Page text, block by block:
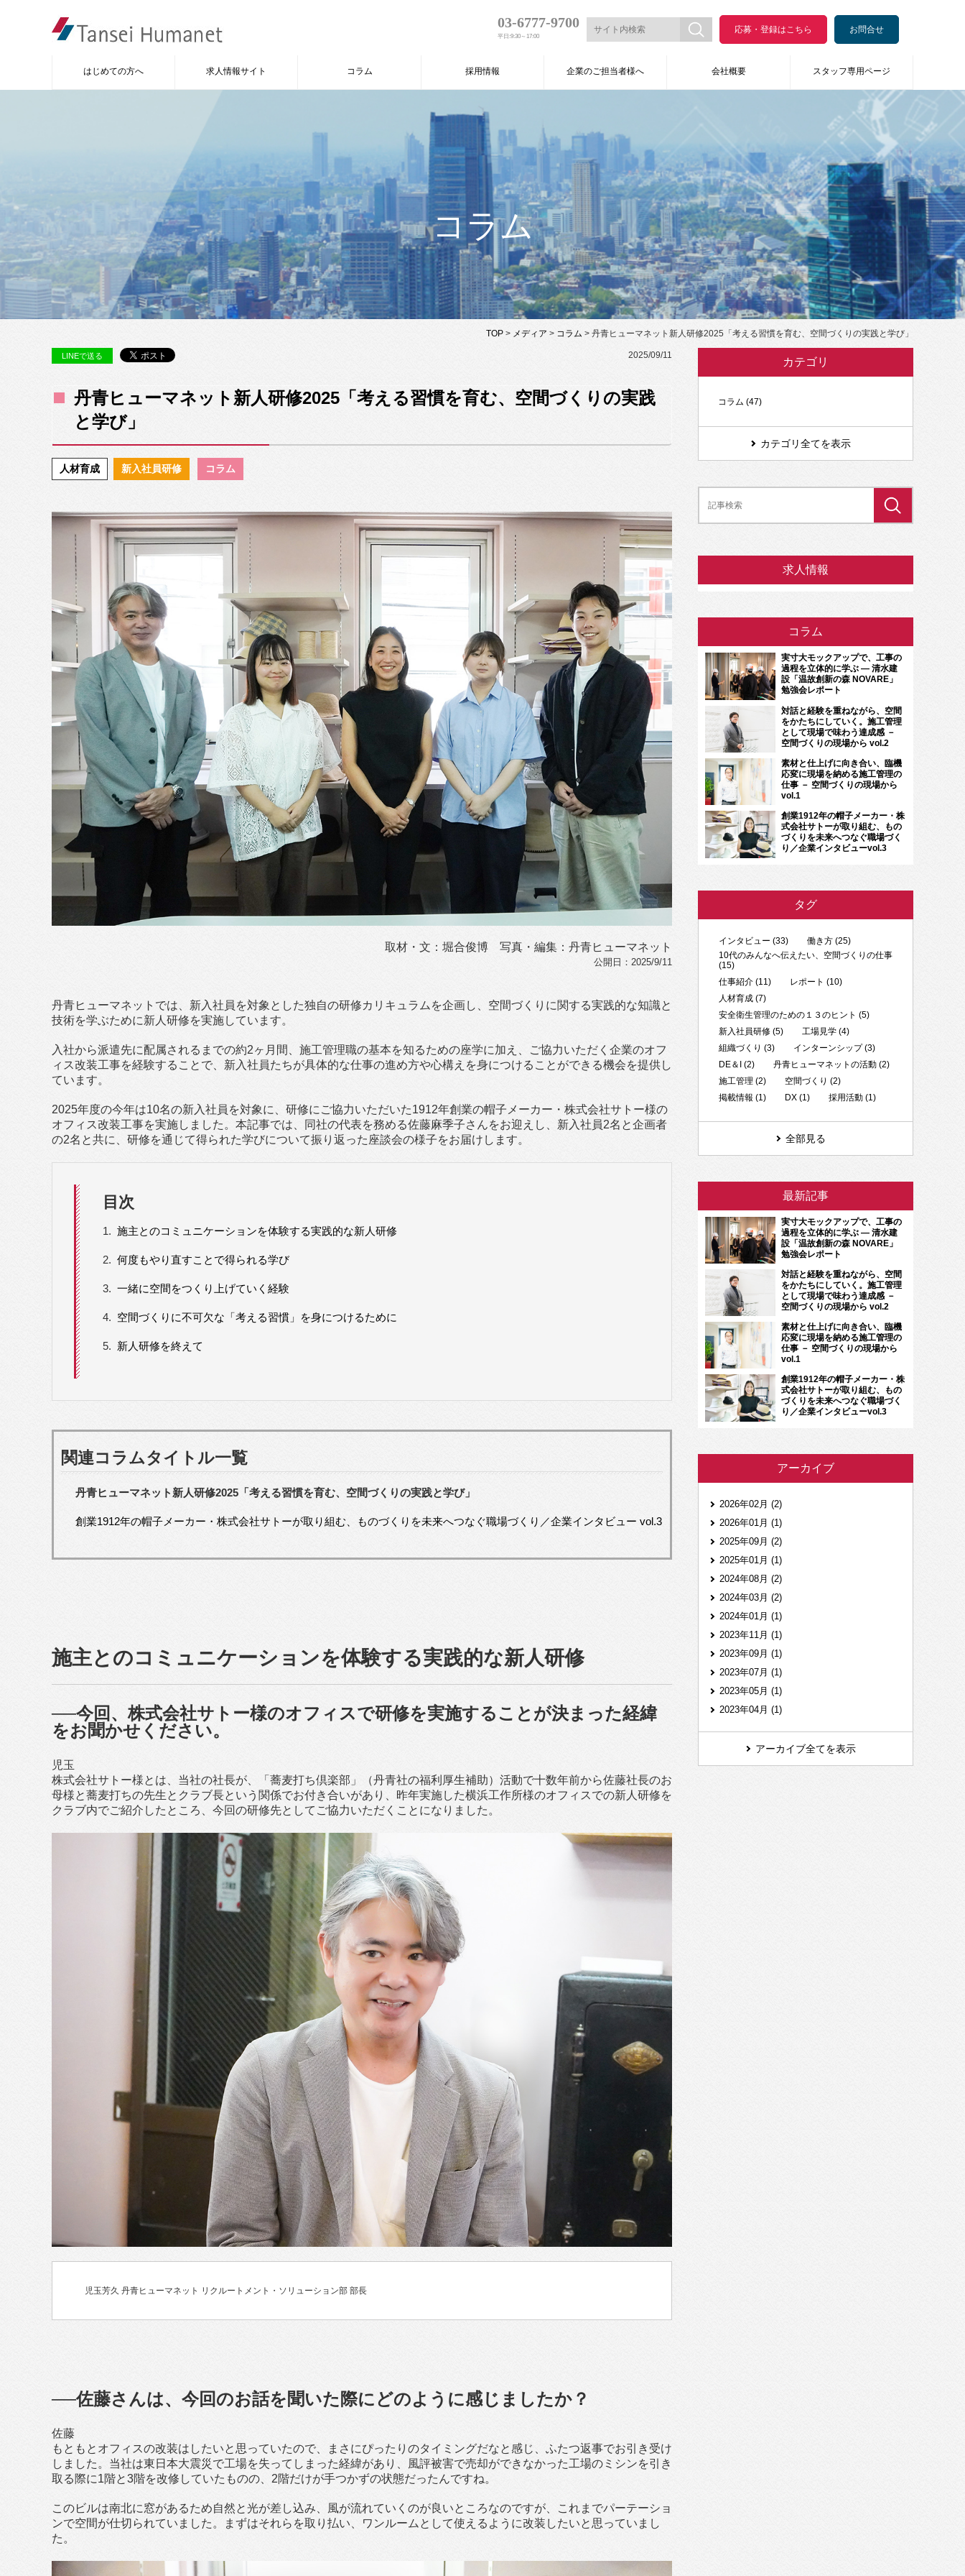
03-6777-9700
平日:9:30～17:00
応募・登録はこちら お問合せ
はじめての方へ 求人情報サイト コラム 採用情報 企業のご担当者様へ 会社概要 スタッフ専用ページ
コラム
TOP > メディア > コラム > 丹青ヒューマネット新人研修2025「考える習慣を育む、空間づくりの実践と学び」
LINEで送る 2025/09/11
丹青ヒューマネット新人研修2025「考える習慣を育む、空間づくりの実践
と学び」
人材育成 新入社員研修 コラム
取材・文：堀合俊博 写真・編集：丹青ヒューマネット
公開日：2025/9/11
丹青ヒューマネットでは、新入社員を対象とした独自の研修カリキュラムを企画し、空間づくりに関する実践的な知識と
技術を学ぶために新人研修を実施しています。
入社から派遣先に配属されるまでの約2ヶ月間、施工管理職の基本を知るための座学に加え、ご協力いただく企業のオフ
ィス改装工事を経験することで、新入社員たちが具体的な仕事の進め方や心構えを身につけることができる機会を提供し
ています。
2025年度の今年は10名の新入社員を対象に、研修にご協力いただいた1912年創業の帽子メーカー・株式会社サトー様の
オフィス改装工事を実施しました。本記事では、同社の代表を務める佐藤麻季子さんをお迎えし、新入社員2名と企画者
の2名と共に、研修を通じて得られた学びについて振り返った座談会の様子をお届けします。
目次
1.施主とのコミュニケーションを体験する実践的な新人研修
2.何度もやり直すことで得られる学び
3.一緒に空間をつくり上げていく経験
4.空間づくりに不可欠な「考える習慣」を身につけるために
5.新人研修を終えて
関連コラムタイトル一覧
丹青ヒューマネット新人研修2025「考える習慣を育む、空間づくりの実践と学び」
創業1912年の帽子メーカー・株式会社サトーが取り組む、ものづくりを未来へつなぐ職場づくり／企業インタビュー vol.3
施主とのコミュニケーションを体験する実践的な新人研修
──今回、株式会社サトー様のオフィスで研修を実施することが決まった経緯
をお聞かせください。
児玉
株式会社サトー様とは、当社の社長が、「蕎麦打ち倶楽部」（丹青社の福利厚生補助）活動で十数年前から佐藤社長のお
母様と蕎麦打ちの先生とクラブ長という関係でお付き合いがあり、昨年実施した横浜工作所様のオフィスでの新人研修を
クラブ内でご紹介したところ、今回の研修先としてご協力いただくことになりました。
児玉芳久 丹青ヒューマネット リクルートメント・ソリューション部 部長
──佐藤さんは、今回のお話を聞いた際にどのように感じましたか？
佐藤
もともとオフィスの改装はしたいと思っていたので、まさにぴったりのタイミングだなと感じ、ふたつ返事でお引き受け
しました。当社は東日本大震災で工場を失ってしまった経緯があり、風評被害で売却ができなかった工場のミシンを引き
取る際に1階と3階を改修していたものの、2階だけが手つかずの状態だったんですね。
このビルは南北に窓があるため自然と光が差し込み、風が流れていくのが良いところなのですが、これまでパーテーショ
ンで空間が仕切られていました。まずはそれらを取り払い、ワンルームとして使えるように改装したいと思っていまし
た。
カテゴリ
コラム (47)
カテゴリ全てを表示
求人情報
コラム
実寸大モックアップで、工事の
過程を立体的に学ぶ ― 清水建
設「温故創新の森 NOVARE」
勉強会レポート
対話と経験を重ねながら、空間
をかたちにしていく。施工管理
として現場で味わう達成感 －
空間づくりの現場から vol.2
素材と仕上げに向き合い、臨機
応変に現場を納める施工管理の
仕事 － 空間づくりの現場から
vol.1
創業1912年の帽子メーカー・株
式会社サトーが取り組む、もの
づくりを未来へつなぐ職場づく
り／企業インタビューvol.3
タグ
インタビュー (33)
働き方 (25)
10代のみんなへ伝えたい、空間づくりの仕事
(15)
仕事紹介 (11)
レポート (10)
人材育成 (7)
安全衛生管理のための１３のヒント (5)
新入社員研修 (5)
工場見学 (4)
組織づくり (3)
インターンシップ (3)
DE＆I (2)
丹青ヒューマネットの活動 (2)
施工管理 (2)
空間づくり (2)
掲載情報 (1)
DX (1) 採用活動 (1)
全部見る
最新記事
実寸大モックアップで、工事の
過程を立体的に学ぶ ― 清水建
設「温故創新の森 NOVARE」
勉強会レポート
対話と経験を重ねながら、空間
をかたちにしていく。施工管理
として現場で味わう達成感 －
空間づくりの現場から vol.2
素材と仕上げに向き合い、臨機
応変に現場を納める施工管理の
仕事 － 空間づくりの現場から
vol.1
創業1912年の帽子メーカー・株
式会社サトーが取り組む、もの
づくりを未来へつなぐ職場づく
り／企業インタビューvol.3
アーカイブ
2026年02月 (2)
2026年01月 (1)
2025年09月 (2)
2025年01月 (1)
2024年08月 (2)
2024年03月 (2)
2024年01月 (1)
2023年11月 (1)
2023年09月 (1)
2023年07月 (1)
2023年05月 (1)
2023年04月 (1)
アーカイブ全てを表示